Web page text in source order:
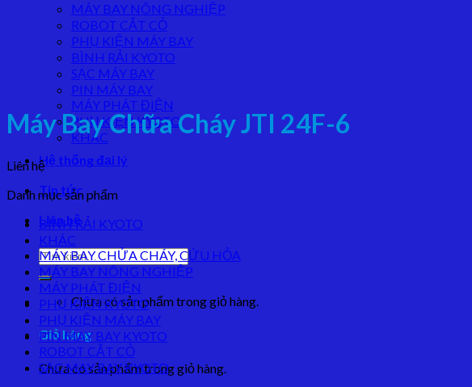
MÁY BAY NÔNG NGHIỆP
ROBOT CẮT CỎ
PHỤ KIỆN MÁY BAY
BÌNH RẢI KYOTO
SẠC MÁY BAY
PIN MÁY BAY
MÁY PHÁT ĐIỆN
PHỤ KIỆN KYOTO
KHÁC
Hệ thống đại lý
Tin tức
Liên hệ
Tìm
kiếm:
Chưa có sản phẩm trong giỏ hàng.
Giỏ hàng
Chưa có sản phẩm trong giỏ hàng.
Máy Bay Chữa Cháy JTI 24F-6
Liên hệ
Danh mục sản phẩm
BÌNH RẢI KYOTO
KHÁC
MÁY BAY CHỬA CHÁY, CỨU HỎA
MÁY BAY NÔNG NGHIỆP
MÁY PHÁT ĐIỆN
PHỤ KIỆN KYOTO
PHỤ KIỆN MÁY BAY
PIN MAY BAY KYOTO
ROBOT CẮT CỎ
SẠC MAY BAY KYOTO